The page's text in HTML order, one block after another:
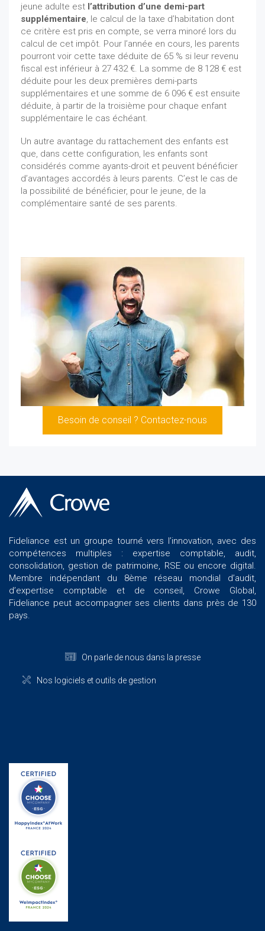
jeune adulte est l’attribution d’une demi-part
supplémentaire, le calcul de la taxe d’habitation dont
ce critère est pris en compte, se verra minoré lors du
calcul de cet impôt. Pour l’année en cours, les parents
pourront voir cette taxe déduite de 65 % si leur revenu
fiscal est inférieur à 27 432 €. La somme de 8 128 € est
déduite pour les deux premières demi-parts
supplémentaires et une somme de 6 096 € est ensuite
déduite, à partir de la troisième pour chaque enfant
supplémentaire le cas échéant.
Un autre avantage du rattachement des enfants est
que, dans cette configuration, les enfants sont
considérés comme ayants-droit et peuvent bénéficier
d’avantages accordés à leurs parents. C’est le cas de
la possibilité de bénéficier, pour le jeune, de la
complémentaire santé de ses parents.
Besoin de conseil ? Contactez-nous
Fideliance est un groupe tourné vers l’innovation, avec des
compétences multiples : expertise comptable, audit,
consolidation, gestion de patrimoine, RSE ou encore digital.
Membre indépendant du 8ème réseau mondial d’audit,
d’expertise comptable et de conseil, Crowe Global,
Fideliance peut accompagner ses clients dans près de 130
pays.
On parle de nous dans la presse
Nos logiciels et outils de gestion